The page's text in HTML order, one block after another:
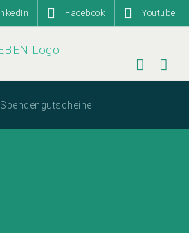
Facebook Youtube
Spendengutscheine